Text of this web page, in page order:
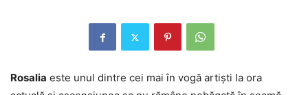
Rosalia este unul dintre cei mai în vogă artişti la ora